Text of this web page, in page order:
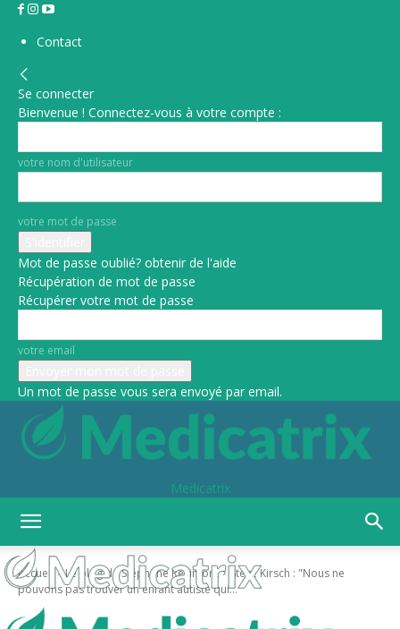
Contact
Se connecter
Bienvenue ! Connectez-vous à votre compte :
votre nom d'utilisateur
votre mot de passe
Mot de passe oublié? obtenir de l'aide
Récupération de mot de passe
Récupérer votre mot de passe
votre email
Un mot de passe vous sera envoyé par email.
Medicatrix
Accueil Le blog de Stéphane Résimont
Steve Kirsch : "Nous ne
pouvons pas trouver un enfant autiste qui...
Le blog de Stéphane Résimont